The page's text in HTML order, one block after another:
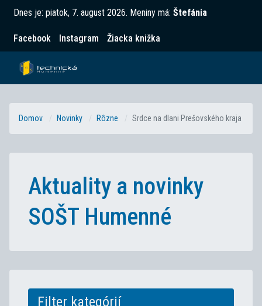
Dnes je: piatok, 7. august 2026. Meniny má: Štefánia
Facebook Instagram Žiacka knižka
Domov Novinky Rôzne Srdce na dlani Prešovského kraja
Aktuality a novinky
SOŠT Humenné
Filter kategórií